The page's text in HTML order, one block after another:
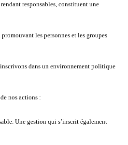
responsables, constituent une
les personnes et les groupes
dans un environnement politique
nos actions :
Une gestion qui s’inscrit également